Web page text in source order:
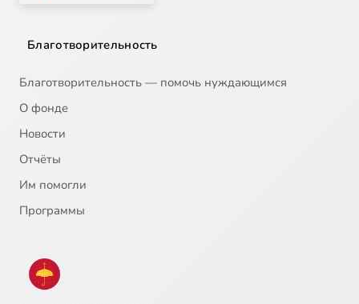
Благотворительность
Благотворительность — помочь нуждающимся
О фонде
Новости
Отчёты
Им помогли
Программы